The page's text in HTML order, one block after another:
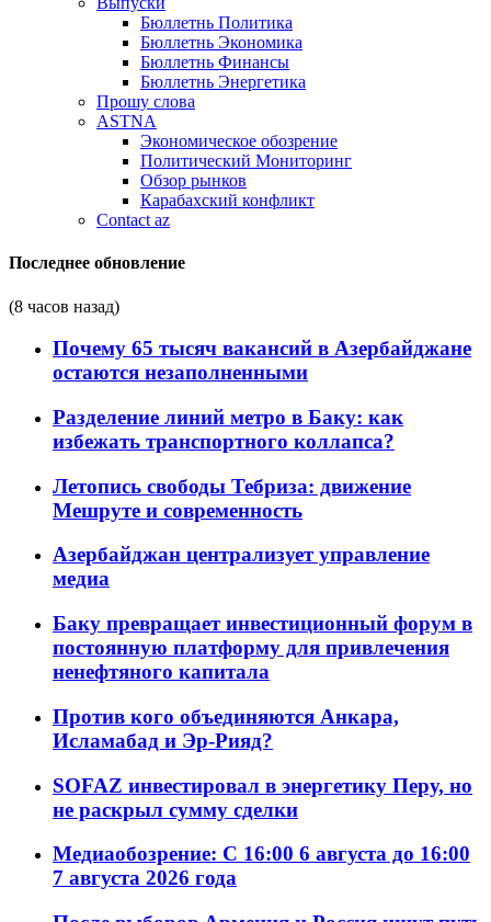
Бюллетнь Политика
Бюллетнь Экономика
Бюллетнь Финансы
Бюллетнь Энергетика
Прошу слова
ASTNA
Экономическое обозрение
Политический Мониторинг
Обзор рынков
Карабахский конфликт
Contact az
Последнее обновление
(8 часов назад)
Почему 65 тысяч вакансий в Азербайджане
остаются незаполненными
Разделение линий метро в Баку: как
избежать транспортного коллапса?
Летопись свободы Тебриза: движение
Мешруте и современность
Азербайджан централизует управление
медиа
Баку превращает инвестиционный форум в
постоянную платформу для привлечения
ненефтяного капитала
Против кого объединяются Анкара,
Исламабад и Эр-Рияд?
SOFAZ инвестировал в энергетику Перу, но
не раскрыл сумму сделки
Медиаобозрение: С 16:00 6 августа до 16:00
7 августа 2026 года